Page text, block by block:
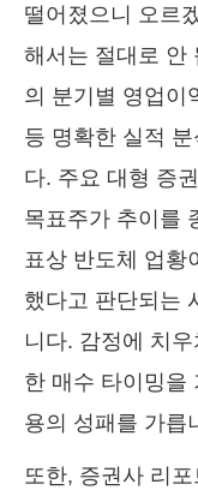
떨어졌으니 오르
해서는 절대로 안
의 분기별 영업이
등 명확한 실적
다. 주요 대형 증
목표주가 추이를
표상 반도체 업황
했다고 판단되는
니다. 감정에 치
한 매수 타이밍을
용의 성패를 가릅
또한, 증권사 리